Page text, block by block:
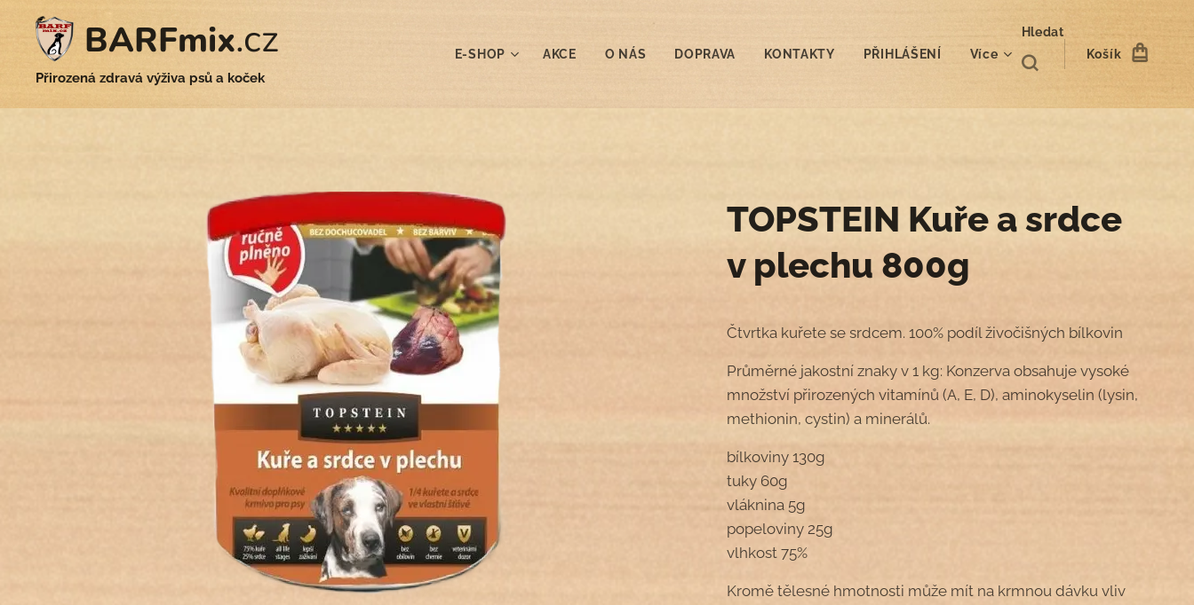
BARFmix.cz
Přirozená zdravá výživa psů a koček
E-SHOP AKCE O NÁS DOPRAVA KONTAKTY PŘIHLÁŠENÍ Více
Hledat
Košík
TOPSTEIN Kuře a srdce
v plechu 800g
Čtvrtka kuřete se srdcem. 100% podíl živočišných bílkovin
Průměrné jakostní znaky v 1 kg: Konzerva obsahuje vysoké
množství přirozených vitamínů (A, E, D), aminokyselin (lysin,
methionin, cystin) a minerálů.
bílkoviny 130g
tuky 60g
vláknina 5g
popeloviny 25g
vlhkost 75%
Kromě tělesné hmotnosti může mít na krmnou dávku vliv